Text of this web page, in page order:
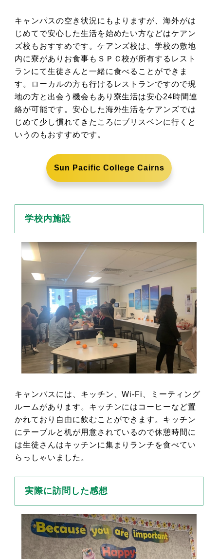
キャンパスの空き状況にもよりますが、海外がは
じめてで安心した生活を始めたい方などはケアン
ズ校もおすすめです。ケアンズ校は、学校の敷地
内に寮がありお食事もＳＰＣ校が所有するレスト
ランにて生徒さんと一緒に食べることができま
す。ローカルの方も行けるレストランですので現
地の方と出会う機会もあり寮生活は安心24時間連
絡が可能です。安心した海外生活をケアンズでは
じめて少し慣れてきたころにブリスベンに行くと
いうのもおすすめです。
Sun Pacific College Cairns
学校内施設
キャンパスには、キッチン、Wi-Fi、ミーティング
ルームがあります。キッチンにはコーヒーなど置
かれており自由に飲むことができます。キッチン
にテーブルと机が用意されているので休憩時間に
は生徒さんはキッチンに集まりランチを食べてい
らっしゃいました。
実際に訪問した感想